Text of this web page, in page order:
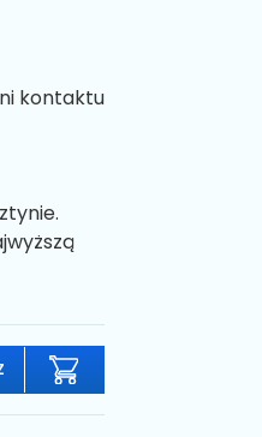
kontaktu